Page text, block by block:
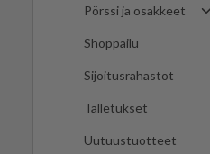
Pörssi ja osakkeet
Shoppailu
Sijoitusrahastot
Talletukset
Uutuustuotteet